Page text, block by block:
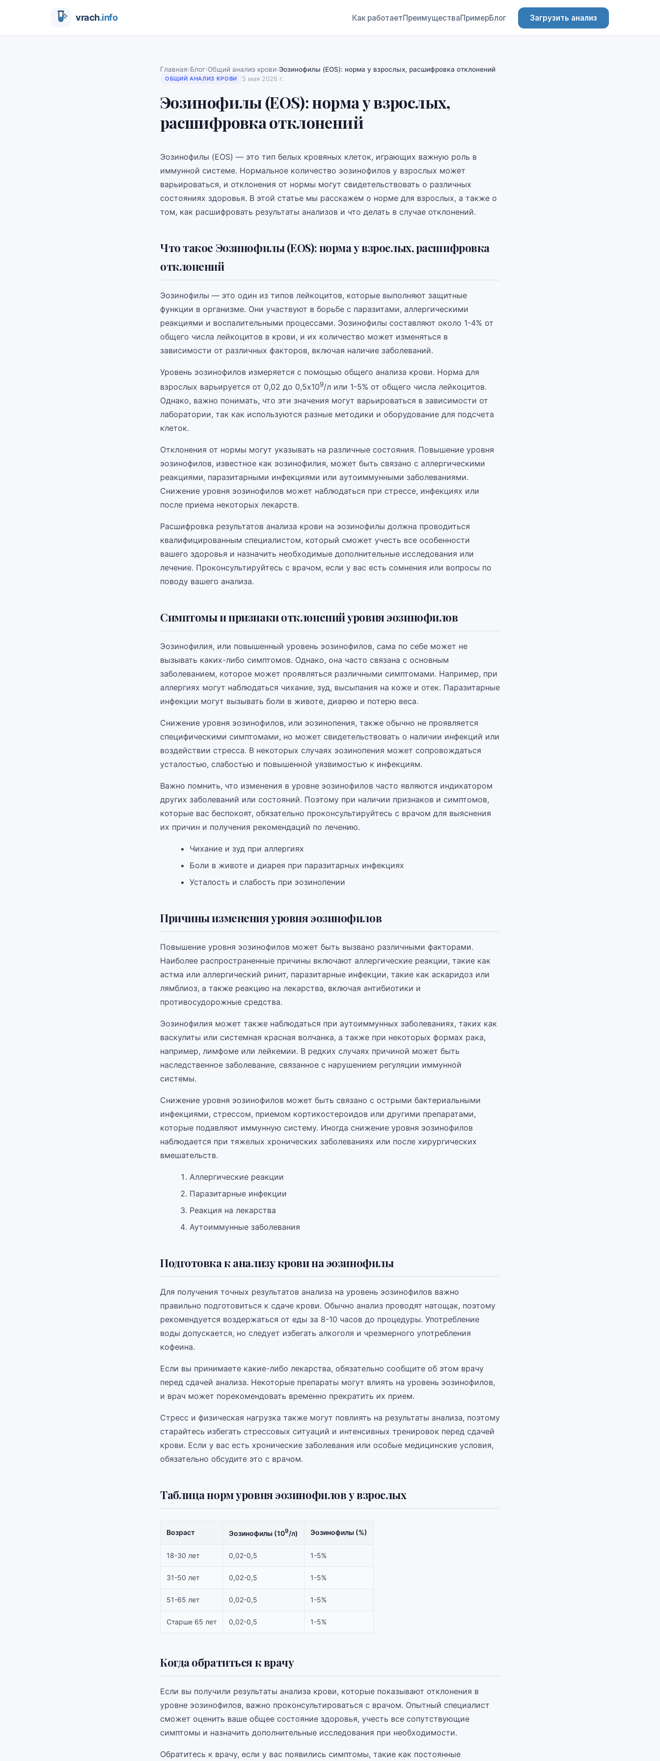
Как работаетПреимуществаПримерБлог Загрузить анализ
Главная›Блог›Общий анализ крови›Эозинофилы (EOS): норма у взрослых, расшифровка отклонений
ОБЩИЙ АНАЛИЗ КРОВИ 5 мая 2026 г.
Эозинофилы (EOS): норма у взрослых,
расшифровка отклонений
Эозинофилы (EOS) — это тип белых кровяных клеток, играющих важную роль в
иммунной системе. Нормальное количество эозинофилов у взрослых может
варьироваться, и отклонения от нормы могут свидетельствовать о различных
состояниях здоровья. В этой статье мы расскажем о норме для взрослых, а также о
том, как расшифровать результаты анализов и что делать в случае отклонений.
Что такое Эозинофилы (EOS): норма у взрослых, расшифровка
отклонений
Эозинофилы — это один из типов лейкоцитов, которые выполняют защитные
функции в организме. Они участвуют в борьбе с паразитами, аллергическими
реакциями и воспалительными процессами. Эозинофилы составляют около 1-4% от
общего числа лейкоцитов в крови, и их количество может изменяться в
зависимости от различных факторов, включая наличие заболеваний.
Уровень эозинофилов измеряется с помощью общего анализа крови. Норма для
взрослых варьируется от 0,02 до 0,5х109/л или 1-5% от общего числа лейкоцитов.
Однако, важно понимать, что эти значения могут варьироваться в зависимости от
лаборатории, так как используются разные методики и оборудование для подсчета
клеток.
Отклонения от нормы могут указывать на различные состояния. Повышение уровня
эозинофилов, известное как эозинофилия, может быть связано с аллергическими
реакциями, паразитарными инфекциями или аутоиммунными заболеваниями.
Снижение уровня эозинофилов может наблюдаться при стрессе, инфекциях или
после приема некоторых лекарств.
Расшифровка результатов анализа крови на эозинофилы должна проводиться
квалифицированным специалистом, который сможет учесть все особенности
вашего здоровья и назначить необходимые дополнительные исследования или
лечение. Проконсультируйтесь с врачом, если у вас есть сомнения или вопросы по
поводу вашего анализа.
Симптомы и признаки отклонений уровня эозинофилов
Эозинофилия, или повышенный уровень эозинофилов, сама по себе может не
вызывать каких-либо симптомов. Однако, она часто связана с основным
заболеванием, которое может проявляться различными симптомами. Например, при
аллергиях могут наблюдаться чихание, зуд, высыпания на коже и отек. Паразитарные
инфекции могут вызывать боли в животе, диарею и потерю веса.
Снижение уровня эозинофилов, или эозинопения, также обычно не проявляется
специфическими симптомами, но может свидетельствовать о наличии инфекций или
воздействии стресса. В некоторых случаях эозинопения может сопровождаться
усталостью, слабостью и повышенной уязвимостью к инфекциям.
Важно помнить, что изменения в уровне эозинофилов часто являются индикатором
других заболеваний или состояний. Поэтому при наличии признаков и симптомов,
которые вас беспокоят, обязательно проконсультируйтесь с врачом для выяснения
их причин и получения рекомендаций по лечению.
Чихание и зуд при аллергиях
Боли в животе и диарея при паразитарных инфекциях
Усталость и слабость при эозинопении
Причины изменения уровня эозинофилов
Повышение уровня эозинофилов может быть вызвано различными факторами.
Наиболее распространенные причины включают аллергические реакции, такие как
астма или аллергический ринит, паразитарные инфекции, такие как аскаридоз или
лямблиоз, а также реакцию на лекарства, включая антибиотики и
противосудорожные средства.
Эозинофилия может также наблюдаться при аутоиммунных заболеваниях, таких как
васкулиты или системная красная волчанка, а также при некоторых формах рака,
например, лимфоме или лейкемии. В редких случаях причиной может быть
наследственное заболевание, связанное с нарушением регуляции иммунной
системы.
Снижение уровня эозинофилов может быть связано с острыми бактериальными
инфекциями, стрессом, приемом кортикостероидов или другими препаратами,
которые подавляют иммунную систему. Иногда снижение уровня эозинофилов
наблюдается при тяжелых хронических заболеваниях или после хирургических
вмешательств.
Аллергические реакции
Паразитарные инфекции
Реакция на лекарства
Аутоиммунные заболевания
Подготовка к анализу крови на эозинофилы
Для получения точных результатов анализа на уровень эозинофилов важно
правильно подготовиться к сдаче крови. Обычно анализ проводят натощак, поэтому
рекомендуется воздержаться от еды за 8-10 часов до процедуры. Употребление
воды допускается, но следует избегать алкоголя и чрезмерного употребления
кофеина.
Если вы принимаете какие-либо лекарства, обязательно сообщите об этом врачу
перед сдачей анализа. Некоторые препараты могут влиять на уровень эозинофилов,
и врач может порекомендовать временно прекратить их прием.
Стресс и физическая нагрузка также могут повлиять на результаты анализа, поэтому
старайтесь избегать стрессовых ситуаций и интенсивных тренировок перед сдачей
крови. Если у вас есть хронические заболевания или особые медицинские условия,
обязательно обсудите это с врачом.
Таблица норм уровня эозинофилов у взрослых
Возраст Эозинофилы (109/л) Эозинофилы (%)
18-30 лет 0,02-0,5 1-5%
31-50 лет 0,02-0,5 1-5%
51-65 лет 0,02-0,5 1-5%
Старше 65 лет 0,02-0,5 1-5%
Когда обратиться к врачу
Если вы получили результаты анализа крови, которые показывают отклонения в
уровне эозинофилов, важно проконсультироваться с врачом. Опытный специалист
сможет оценить ваше общее состояние здоровья, учесть все сопутствующие
симптомы и назначить дополнительные исследования при необходимости.
Обратитесь к врачу, если у вас появились симптомы, такие как постоянные